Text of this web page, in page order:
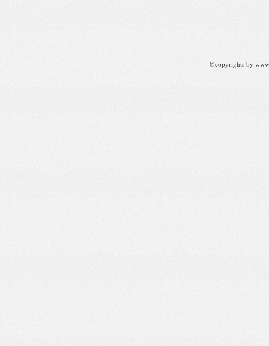
@copyrights by